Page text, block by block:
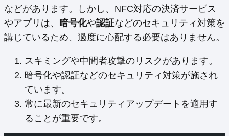
などがあります。しかし、NFC対応の決済サービス
やアプリは、
暗号化や認証などのセキュリティ対策を
講じているため、過度に心配する必要はありません。
スキミングや中間者攻撃のリスクがあります。
暗号化や認証などのセキュリティ対策が施され
ています。
常に最新のセキュリティアップデートを適用す
ることが重要です。